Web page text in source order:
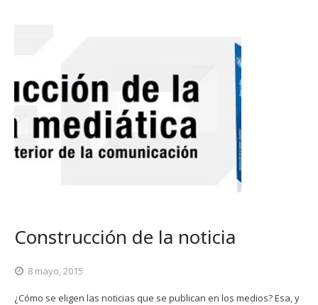
Construcción de la noticia
8 mayo, 2015
¿Cómo se eligen las noticias que se publican en los medios? Esa, y